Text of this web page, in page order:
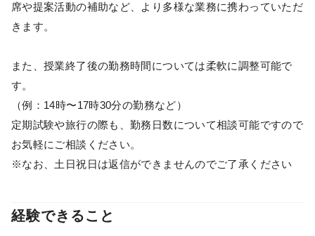
席や提案活動の補助など、より多様な業務に携わっていただ
きます。
また、授業終了後の勤務時間については柔軟に調整可能で
す。
（例：14時〜17時30分の勤務など）
定期試験や旅行の際も、勤務日数について相談可能ですので
お気軽にご相談ください。
※なお、土日祝日は返信ができませんのでご了承ください
経験できること